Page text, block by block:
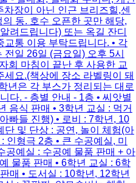
차장이 아닌 인근 브리즈힐,센
동. 호수 오픈한 곳만 해당,
려드립니다) 또는 옥길 잔디
통 이용 부탁드립니다. • 각
일 26일 (금요일) 오후 5시
회 마침이 끝난 후 사용한 교
요.(책상에 장소 라벨링이 돼
년은 각 부스가 정리되는 대로
다. - 층별 안내 - 1층 • 씨앗별
음식 판매 • 3학년 교실 : 먹거
빠들 진행) • 로비 : 7학년, 10
단 및 단상 : 공연, 놀이 체험(아
인형극 2층 • 큰 수공예실, 미
공예실 : 수공예 물품 판매 + 아
물품 판매 • 6학년 교실 : 6학
매 • 도서실 : 10학년, 12학년